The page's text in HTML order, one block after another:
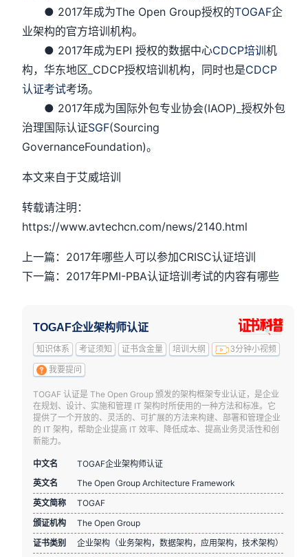
● 2017年成为The Open Group授权的TOGAF企
业架构的官方培训机构。
● 2017年成为EPI 授权的数据中心CDCP培训机
构，华东地区_CDCP授权培训机构，同时也是CDCP
认证考试考场。
● 2017年成为国际外包专业协会(IAOP)_授权外包
治理国际认证SGF(Sourcing
GovernanceFoundation)。
本文来自于艾威培训
转载请注明：
https://www.avtechcn.com/news/2140.html
上一篇：2017年哪些人可以参加CRISC认证培训
下一篇：2017年PMI-PBA认证培训考试的内容有哪些
TOGAF企业架构师认证
知识体系 考证须知 证书含金量 培训大纲 3分钟小视频
我要提问
TOGAF 认证是 The Open Group 颁发的架构框架专业认证，是企业
在规划、设计、实施和管理 IT 架构时所使用的一种方法和标准。它
提供了一个开放的、灵活的、可扩展的方法来构建、部署和管理企业
的 IT 架构，帮助企业提高 IT 效率、降低成本、提高业务灵活性和创
新能力。
中文名
TOGAF企业架构师认证
英文名
The Open Group Architecture Framework
英文简称
TOGAF
颁证机构
The Open Group
证书类别
企业架构（业务架构，数据架构，应用架构，技术架构）